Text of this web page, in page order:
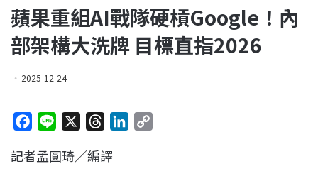
蘋果重組AI戰隊硬槓Google！內
部架構大洗牌 目標直指2026
2025-12-24
c
n
r
記者孟圓琦／編譯